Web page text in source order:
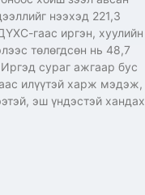
нээхэд 221,3
гаас иргэн, хуулийн
төлөгдсөн нь 48,7
сураг ажгаар бус
илүүтэй харж мэдэж,
эш үндэстэй хандах